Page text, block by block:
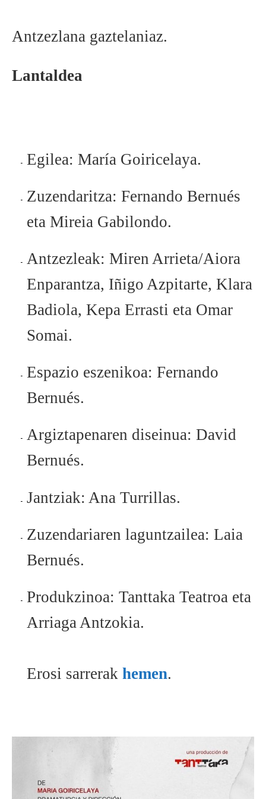
Antzezlana gaztelaniaz.
Lantaldea
Egilea: María Goiricelaya.
Zuzendaritza: Fernando Bernués
eta Mireia Gabilondo.
Antzezleak: Miren Arrieta/Aiora
Enparantza, Iñigo Azpitarte, Klara
Badiola, Kepa Errasti eta Omar
Somai.
Espazio eszenikoa: Fernando
Bernués.
Argiztapenaren diseinua: David
Bernués.
Jantziak: Ana Turrillas.
Zuzendariaren laguntzailea: Laia
Bernués.
Produkzinoa: Tanttaka Teatroa eta
Arriaga Antzokia.
Erosi sarrerak hemen.